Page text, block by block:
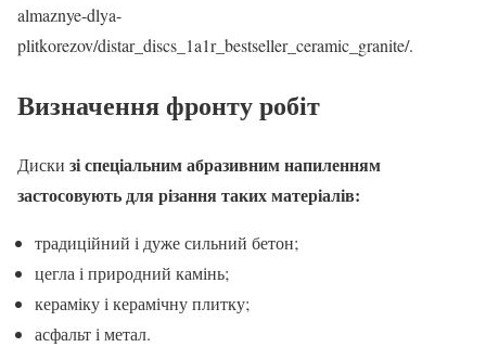
almaznye-dlya-
plitkorezov/distar_discs_1a1r_bestseller_ceramic_granite/.
Визначення фронту робіт
Диски зі спеціальним абразивним напиленням
застосовують для різання таких матеріалів:
традиційний і дуже сильний бетон;
цегла і природний камінь;
кераміку і керамічну плитку;
асфальт і метал.